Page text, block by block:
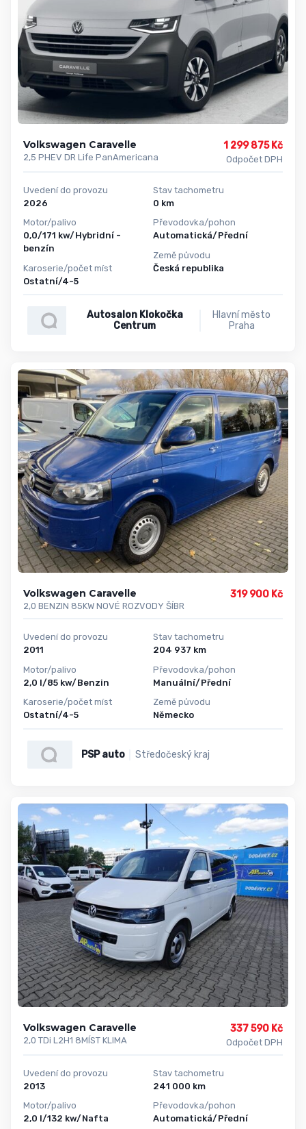
Volkswagen Caravelle
2,5 PHEV DR Life PanAmericana
1 299 875 Kč
Odpočet DPH
Uvedení do provozu
2026
Motor/palivo
0,0/171 kw/Hybridní -
benzín
Karoserie/počet míst
Ostatní/4-5
Stav tachometru
0 km
Převodovka/pohon
Automatická/Přední
Země původu
Česká republika
Autosalon Klokočka
Centrum
Hlavní město
Praha
Volkswagen Caravelle
2,0 BENZIN 85KW NOVÉ ROZVODY ŠÍBR
319 900 Kč
Uvedení do provozu
2011
Motor/palivo
2,0 l/85 kw/Benzin
Karoserie/počet míst
Ostatní/4-5
Stav tachometru
204 937 km
Převodovka/pohon
Manuální/Přední
Země původu
Německo
PSP auto Středočeský kraj
Volkswagen Caravelle
2,0 TDi L2H1 8MÍST KLIMA
337 590 Kč
Odpočet DPH
Uvedení do provozu
2013
Motor/palivo
2,0 l/132 kw/Nafta
Stav tachometru
241 000 km
Převodovka/pohon
Automatická/Přední